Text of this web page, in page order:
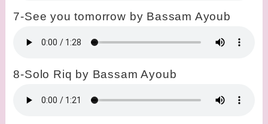
7-See you tomorrow by Bassam Ayoub
8-Solo Riq by Bassam Ayoub